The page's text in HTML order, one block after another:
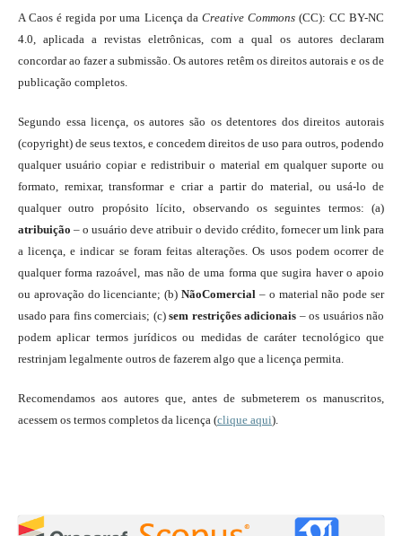
A Caos é regida por uma Licença da Creative Commons(CC): CC BY-NC
4.0, aplicada a revistas eletrônicas, com a qual os autores declaram
concordar ao fazer a submissão. Os autores retêm os direitos autorais e os de
publicação completos.
Segundo essa licença, os autores são os detentores dos direitos autorais
(copyright) de seus textos, e concedem direitos de uso para outros, podendo
qualquer usuário copiar e redistribuir o material em qualquer suporte ou
formato, remixar, transformar e criar a partir do material, ou usá-lo de
qualquer outro propósito lícito, observando os seguintes termos: (a)
atribuição – o usuário deve atribuir o devido crédito, fornecer um link para
a licença, e indicar se foram feitas alterações. Os usos podem ocorrer de
qualquer forma razoável, mas não de uma forma que sugira haver o apoio
ou aprovação do licenciante; (b)NãoComercial – o material não pode ser
usado para fins comerciais; (c)sem restrições adicionais – os usuários não
podem aplicar termos jurídicos ou medidas de caráter tecnológico que
restrinjam legalmente outros de fazerem algo que a licença permita.
Recomendamos aos autores que, antes de submeterem os manuscritos,
acessem os termos completos da licença (clique aqui).